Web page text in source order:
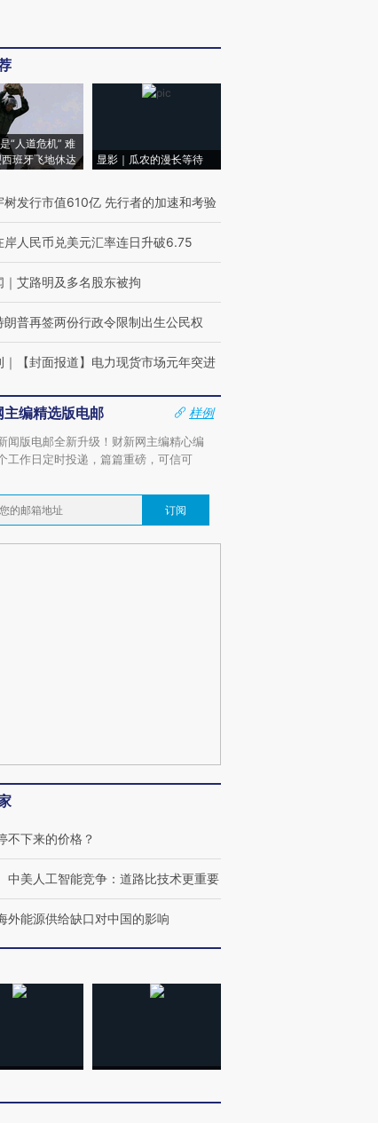
7万
含3种
度Z世代 用街头抗争将教
链博
“人道危机” 难
班牙飞地休达
显影｜瓜农的漫长等待
树发行市值610亿 先行者的加速和考验
岸人民币兑美元汇率连日升破6.75
｜ 艾路明及多名股东被拘
朗普再签两份行政令限制出生公民权
｜ 【封面报道】电力现货市场元年突进
主编精选版电邮
样例
闻版电邮全新升级！财新网主编精心编
工作日定时投递，篇篇重磅，可信可
订阅
不下来的价格？
中美人工智能竞争：道路比技术更重要
外能源供给缺口对中国的影响